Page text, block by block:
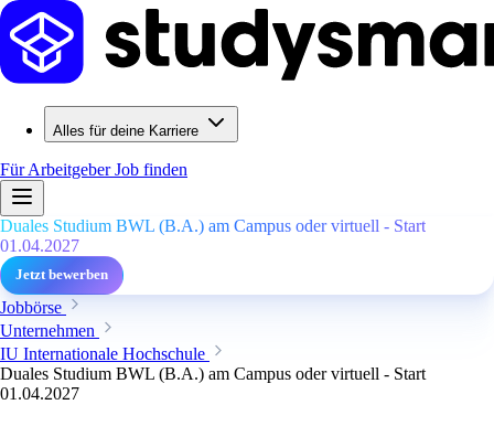
Alles für deine Karriere
Für ArbeitgeberJob finden
Duales Studium BWL (B.A.) am Campus oder virtuell - Start
01.04.2027
Jetzt bewerben
Jobbörse
Unternehmen
IU Internationale Hochschule
Duales Studium BWL (B.A.) am Campus oder virtuell - Start
01.04.2027